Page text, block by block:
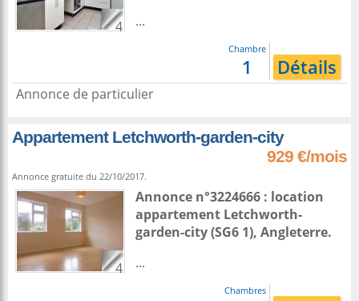
4
...
Chambre
1 Détails
Annonce de particulier
Appartement Letchworth-garden-city
929 €/mois
Annonce gratuite du 22/10/2017.
4
Annonce n°3224666 : location
appartement Letchworth-
garden-city(SG6 1), Angleterre.
...
Chambres